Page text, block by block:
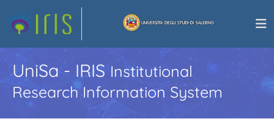
UniSa - IRISInstitutional
Research Information System